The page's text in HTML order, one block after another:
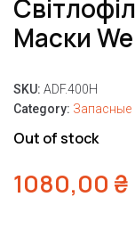
Маски
SKU: ADF.400H
Category: Запасные
Out of stock
1080,00 ₴